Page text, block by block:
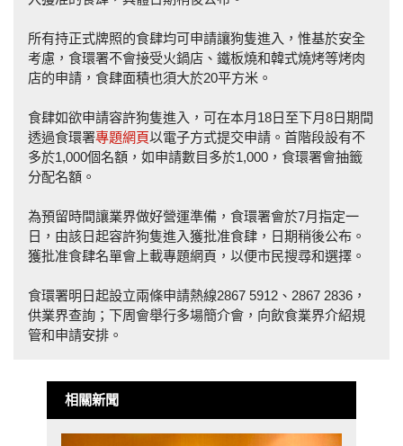
所有持正式牌照的食肆均可申請讓狗隻進入，惟基於安全
考慮，食環署不會接受火鍋店、鐵板燒和韓式燒烤等烤肉
店的申請，食肆面積也須大於20平方米。
食肆如欲申請容許狗隻進入，可在本月18日至下月8日期間
透過食環署專題網頁以電子方式提交申請。首階段設有不
多於1,000個名額，如申請數目多於1,000，食環署會抽籤
分配名額。
為預留時間讓業界做好營運準備，食環署會於7月指定一
日，由該日起容許狗隻進入獲批准食肆，日期稍後公布。
獲批准食肆名單會上載專題網頁，以便市民搜尋和選擇。
食環署明日起設立兩條申請熱線2867 5912、2867 2836，
供業界查詢；下周會舉行多場簡介會，向飲食業界介紹規
管和申請安排。
相關新聞